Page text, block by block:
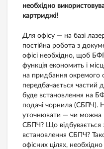
необхідно
картриджі!
Для офісу — на базі
постійна робота з
офісі необхідно, щоб
функція економить і
на придбання
передбачається частий
буде встановлення на
подачі чорнила (СБПЧ).
уточнювати — чи можна
СБПЧ? Що відбувається
встановлення СБПЧ?
офісних цілях,